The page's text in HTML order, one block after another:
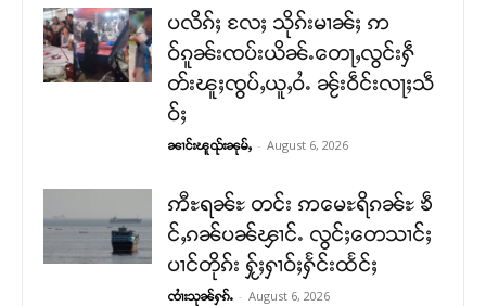
ပလိၵ်ႈ လႄႈ သိုၵ်းမၢၼ်ႈ ဢ
ဝ်ၵူၼ်းၸပ်းယိၼ်ႉတေႃႇလွင်းႁဵ
တ်းၽူႈၸွပ်ႇယူႇဝႆႉ ၼႂ်းဝဵင်းလႃႈသဵ
ဝ်ႈ
ၼၢင်းၽူၺ်းၼုမ်ႇ - August 6, 2026
ဢီႊရၼ်ႊ တင်း ဢမေႊရိၵၼ်ႊ ၶဵ
င်ႇၵၼ်ပၼ်ၾၢင်ႉ လွင်ႈတေသၢင်ႈ
ပၢင်တိုၵ်း ႁႂ်ႈႁၢဝ်ႈႁႅင်းထႅင်ႈ
ၸၢႆးသုၼ်ႁၵ်ႉ - August 6, 2026